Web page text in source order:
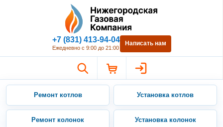
Нижегородская Газовая
+7 (831) 413-94-04
Ежедневно с 9:00 до 21:00
Написать нам
Ремонт котлов Установка котлов
Ремонт колонок Установка колонок